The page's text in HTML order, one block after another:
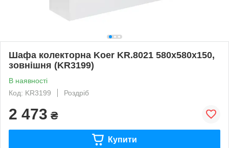
Шафа колекторна Koer KR.8021 580x580x150,
зовнішня (KR3199)
В наявності
Код: KR3199
Роздріб
2 473 ₴
Купити